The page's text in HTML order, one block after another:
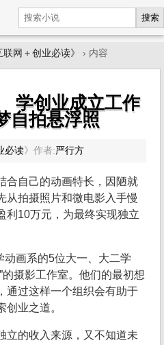
搜索
联网＋创业必读》 › 内容
学创业成立工作
自拍悬浮照
必读》 作者:严行方
合自己的动画特长，因陋就
从拍摄照片和微电影入手慢
利10万元，为最终实现独立
动画系的5位大一、大二学
的摄影工作室。他们的最初想
通过这样一个组织会有助于
业之道。
立的收入来源，又不知道未